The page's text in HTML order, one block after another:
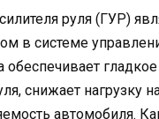
руля (ГУР)
в системе
снижает нагрузку
автомобиля.